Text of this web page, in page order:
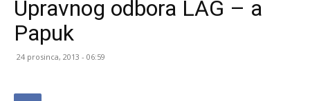
Upravnog odbora LAG – a
Papuk
24 prosinca, 2013 - 06:59